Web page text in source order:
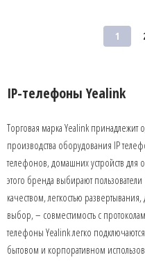
1
IP-телефоны Yealink
Торговая марка Yealink
производства оборудования IP
телефонов, домашних устройств
этого бренда выбирают
качеством, легкостью
выбор, – совместимость с
телефоны Yealink легко
бытовом и корпоративном